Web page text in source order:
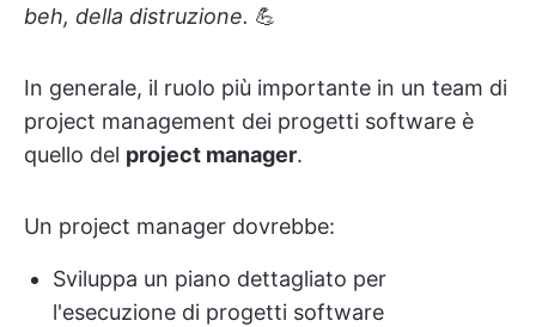
beh, della distruzione. 💪
In generale, il ruolo più importante in un team di
project management dei progetti software è
quello del project manager.
Un project manager dovrebbe:
Sviluppa un piano dettagliato per
l'esecuzione di progetti software